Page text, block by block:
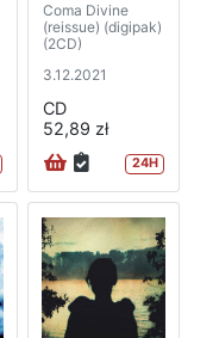
Coma Divine
(reissue) (digipak)
(2CD)
3.12.2021
CD
52,89 zł
24H